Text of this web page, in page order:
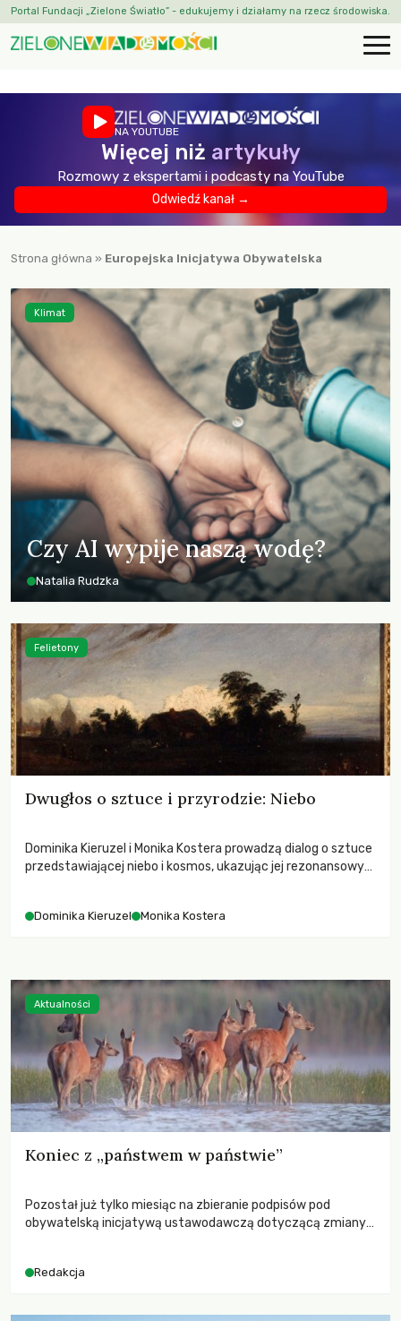
Portal Fundacji „Zielone Światło” - edukujemy i działamy na rzecz środowiska.
NA YOUTUBE
Więcej niż artykuły
Rozmowy z ekspertami i podcasty na YouTube
Odwiedź kanał →
Strona główna » Europejska Inicjatywa Obywatelska
Czy AI wypije naszą wodę?
Natalia Rudzka
Klimat
Dwugłos o sztuce i przyrodzie: Niebo
Dominika Kieruzel i Monika Kostera prowadzą dialog o sztuce
przedstawiającej niebo i kosmos, ukazując jej rezonansowy
Dominika Kieruzel Monika Kostera
Felietony
Koniec z „państwem w państwie”
Pozostał już tylko miesiąc na zbieranie podpisów pod
obywatelską inicjatywą ustawodawczą dotyczącą zmiany
niezwykle korzystne rozwiązania dla przyrody i zwierząt,
funkcjonowania łowiectwa w Polsce.
Redakcja
Aktualności